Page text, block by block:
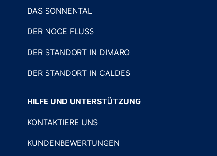
DAS SONNENTAL
DER NOCE FLUSS
DER STANDORT IN DIMARO
DER STANDORT IN CALDES
HILFE UND UNTERSTÜTZUNG
KONTAKTIERE UNS
KUNDENBEWERTUNGEN